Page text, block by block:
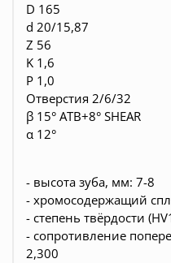
D 165
d 20/15,87
Z 56
K 1,6
P 1,0
Отверстия 2/6/32
β 15° ATB+8° SHEAR
α 12°
- высота зуба, мм: 7-8
- хромосодержащий
- степень твёрдости
- сопротивление
2,300